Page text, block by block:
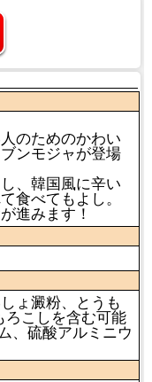
のためのかわい
ンモジャが登場
、韓国風に辛い
食べてもよし。
進みます！
ょ澱粉、とうも
ろこしを含む可能
、硫酸アルミニウ